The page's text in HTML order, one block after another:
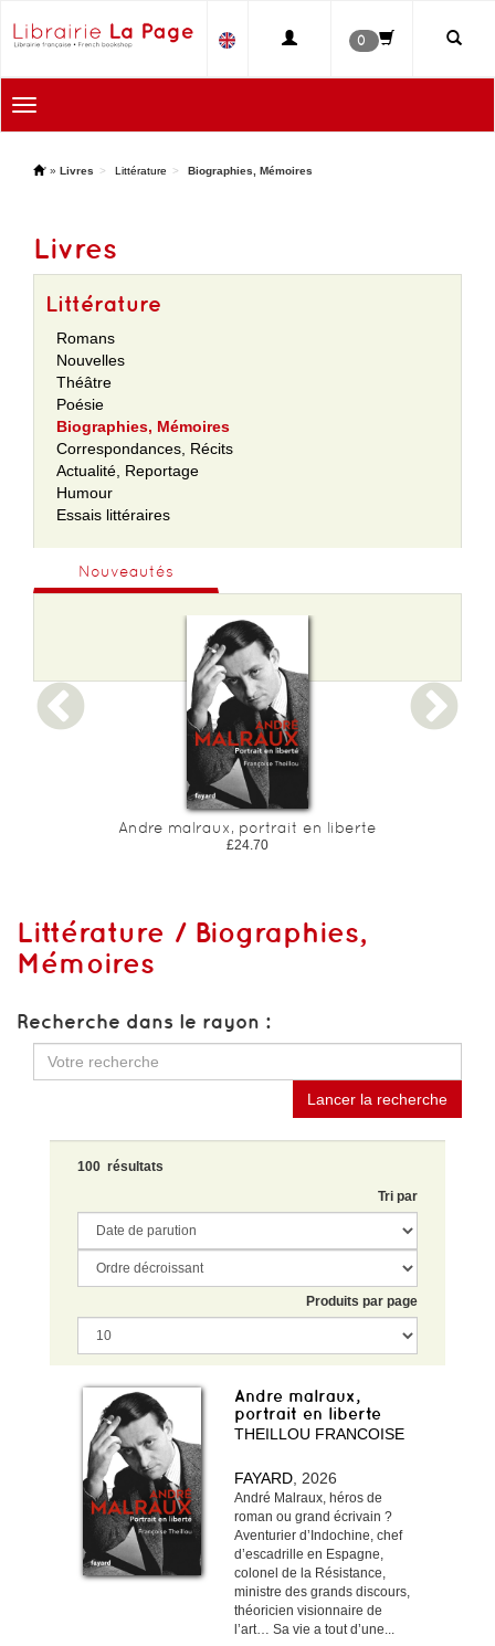
0
Toggle
navigation
' » Livres Littérature Biographies, Mémoires
Livres
Littérature
Romans
Nouvelles
Théâtre
Poésie
Biographies, Mémoires
Correspondances, Récits
Actualité, Reportage
Humour
Essais littéraires
Nouveautés
Andre malraux, portrait en liberte
£24.70
Littérature / Biographies,
Mémoires
Recherche dans le rayon :
Lancer la recherche
100 résultats
Tri par
Produits par page
Andre malraux,
portrait en liberte
THEILLOU FRANCOISE
FAYARD, 2026
André Malraux, héros de
roman ou grand écrivain ?
Aventurier d’Indochine, chef
d’escadrille en Espagne,
colonel de la Résistance,
ministre des grands discours,
théoricien visionnaire de
l’art… Sa vie a tout d’une...